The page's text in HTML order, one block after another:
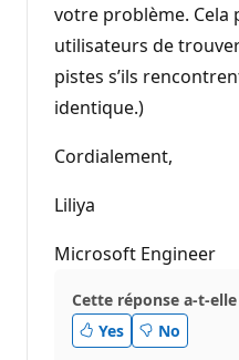
votre problème.
utilisateurs de
pistes s’ils
identique.)
Cordialement,
Liliya
Microsoft Engineer
Cette réponse a-t-
Yes
No